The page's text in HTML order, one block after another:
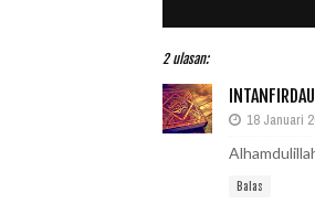
2 ulasan:
18 Januari
Balas